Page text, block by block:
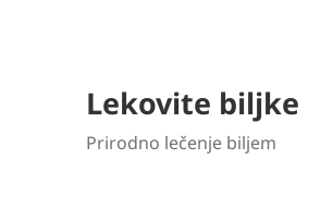
Lekovite biljke
Prirodno lečenje biljem